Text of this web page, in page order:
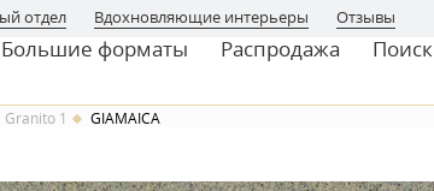
отдел Вдохновляющие интерьеры Отзывы
Большие форматы Распродажа Поиск
Granito 1 GIAMAICA